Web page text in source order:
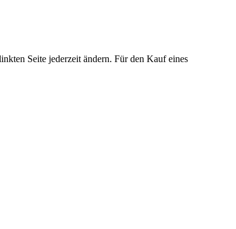
Seite jederzeit ändern. Für den Kauf eines